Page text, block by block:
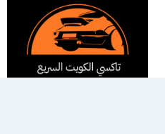
المحتوى